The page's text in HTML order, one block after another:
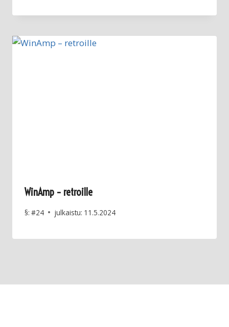
WinAmp – retroille
§: #24 julkaistu: 11.5.2024